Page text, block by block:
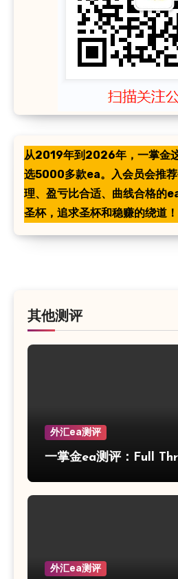
从2019年到2026年，一掌金
选5000多款ea。入会员会推
理、盈亏比合适、曲线合格的
圣杯，追求圣杯和稳赚的绕道！
其他测评
外汇ea测评
一掌金ea测评：Full
外汇ea测评